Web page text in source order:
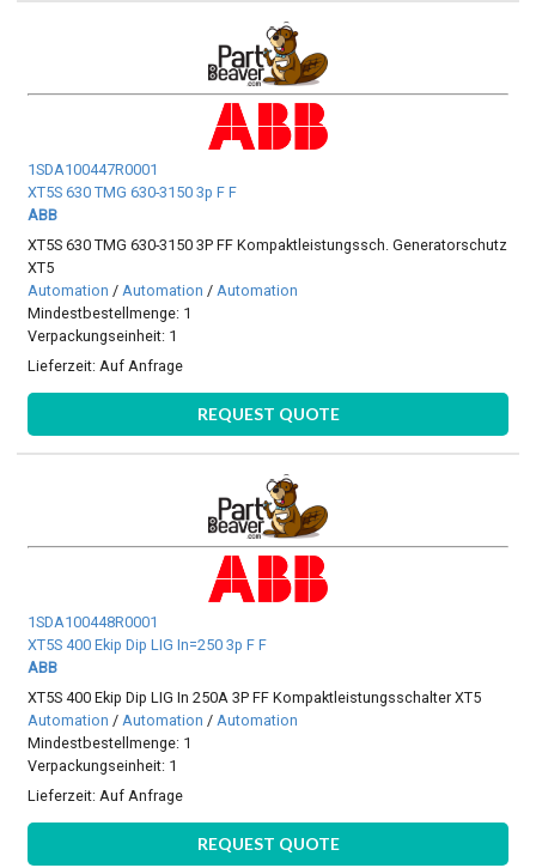
1SDA100447R0001
XT5S 630 TMG 630-3150 3p F F
ABB
XT5S 630 TMG 630-3150 3P FF Kompaktleistungssch. Generatorschutz
XT5
Automation / Automation / Automation
Mindestbestellmenge: 1
Verpackungseinheit: 1
Lieferzeit:Auf Anfrage
REQUEST QUOTE
1SDA100448R0001
XT5S 400 Ekip Dip LIG In=250 3p F F
ABB
XT5S 400 Ekip Dip LIG In 250A 3P FF Kompaktleistungsschalter XT5
Automation / Automation / Automation
Mindestbestellmenge: 1
Verpackungseinheit: 1
Lieferzeit:Auf Anfrage
REQUEST QUOTE